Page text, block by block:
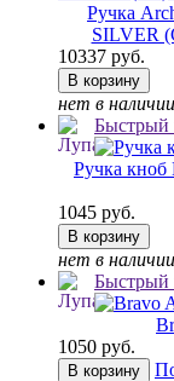
Ручка
SILVER
10337 руб.
В корзину
нет в наличии
Быстрый
Ручка кноб
1045 руб.
В корзину
нет в наличии
Быстрый
1050 руб.
В корзину